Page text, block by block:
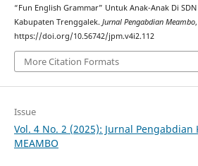
“Fun English Grammar” Untuk Anak-Anak Di
Kabupaten Trenggalek. Jurnal Pengabdian Meambo,
https://doi.org/10.56742/jpm.v4i2.112
More Citation Formats
Issue
Vol. 4 No. 2 (2025): Jurnal Pengabdian
MEAMBO